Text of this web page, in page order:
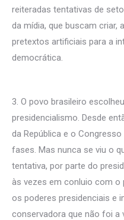
reiteradas tentativas de
da mídia, que buscam criar,
pretextos artificiais para a
democrática.
3. O povo brasileiro
presidencialismo. Desde
da República e o
fases. Mas nunca se viu o
tentativa, por parte do
às vezes em conluio com o
os poderes presidenciais e
conservadora que não foi a